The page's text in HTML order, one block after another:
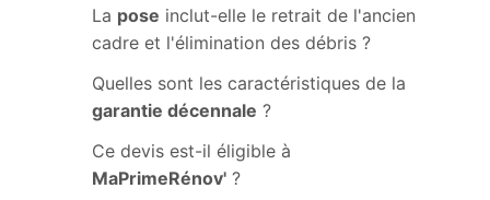
La pose inclut-elle le retrait de l'ancien
cadre et l'élimination des débris ?
Quelles sont les caractéristiques de la
garantie décennale ?
Ce devis est-il éligible à
MaPrimeRénov' ?